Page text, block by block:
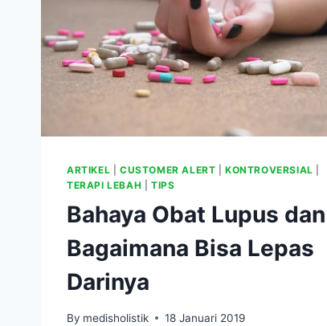
ARTIKEL CUSTOMER ALERT |KONTROVERSIAL
TERAPI LEBAH
TIPS
Bahaya Obat Lupus dan
Bagaimana Bisa Lepas
Darinya
By medisholistik 18 Januari 2019